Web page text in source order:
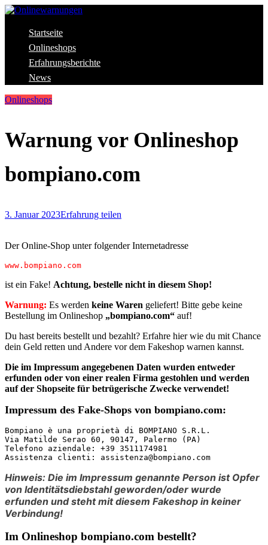
Skip
content
Onlinewarnungen
Aktuelle Warnungen vor Gefahren im Internet
Startseite
Onlineshops
Erfahrungsberichte
News
Onlineshops
Warnung vor Onlineshop
bompiano.com
3. Januar 2023Erfahrung teilen
Der Online-Shop unter folgender Internetadresse
ist ein Fake! Achtung, bestelle nicht in diesem Shop!
Warnung: Es werden keine Waren geliefert! Bitte gebe keine
Bestellung im Onlineshop „bompiano.com“ auf!
Du hast bereits bestellt und bezahlt? Erfahre hier wie du mit Chance
dein Geld retten und Andere vor dem Fakeshop warnen kannst.
Die im Impressum angegebenen Daten wurden entweder
erfunden oder von einer realen Firma gestohlen und werden
auf der Shopseite für betrügerische Zwecke verwendet!
Impressum des Fake-Shops von bompiano.com:
Bompiano è una proprietà di BOMPIANO S.R.L.
Via Matilde Serao 60, 90147, Palermo (PA)
Telefono aziendale: +39 3511174981
Assistenza clienti: assistenza@bompiano.com
Hinweis: Die im Impressum genannte Person ist Opfer
von Identitätsdiebstahl geworden/oder wurde
erfunden und steht mit diesem Fakeshop in keiner
Verbindung!
Im Onlineshop bompiano.com bestellt?